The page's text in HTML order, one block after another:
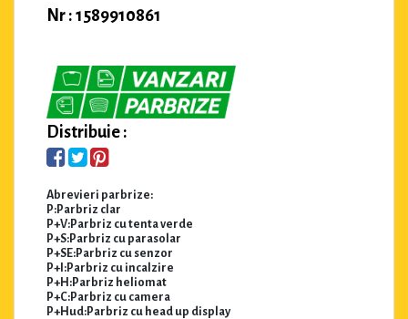
Nr : 1589910861
Distribuie :
Abrevieri parbrize:
P:Parbriz clar
P+V:Parbriz cu tenta verde
P+S:Parbriz cu parasolar
P+SE:Parbriz cu senzor
P+I:Parbriz cu incalzire
P+H:Parbriz heliomat
P+C:Parbriz cu camera
P+Hud:Parbriz cu head up display